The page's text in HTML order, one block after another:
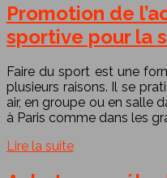
Promotion de
sportive pour la
Faire du sport est une
plusieurs raisons. Il se
air, en groupe ou en salle
à Paris comme dans les
Lire la suite